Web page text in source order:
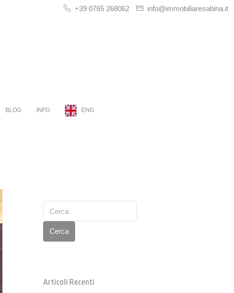
+39 0765 268062 info@immobiliaresabina.it
BLOG INFO ENG
Cerca
Articoli Recenti